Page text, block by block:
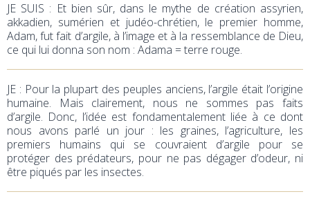
JE SUIS : Et bien sûr, dans le mythe de création assyrien,
akkadien, sumérien et judéo-chrétien, le premier homme,
Adam, fut fait d’argile, à l’image et à la ressemblance de Dieu,
ce qui lui donna son nom : Adama = terre rouge.
JE : Pour la plupart des peuples anciens, l’argile était l’origine
humaine. Mais clairement, nous ne sommes pas faits
d’argile. Donc, l’idée est fondamentalement liée à ce dont
nous avons parlé un jour : les graines, l’agriculture, les
premiers humains qui se couvraient d’argile pour se
protéger des prédateurs, pour ne pas dégager d’odeur, ni
être piqués par les insectes.